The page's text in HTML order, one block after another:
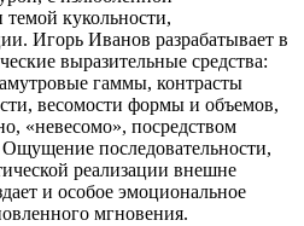
кукольности,
Игорь Иванов разрабатывает в
выразительные средства:
гаммы, контрасты
весомости формы и объемов,
«невесомо», посредством
последовательности,
реализации внешне
и особое эмоциональное
мгновения.